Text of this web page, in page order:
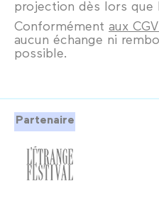
projection dès lors que
Conformément aux
aucun échange ni
possible.
Partenaire